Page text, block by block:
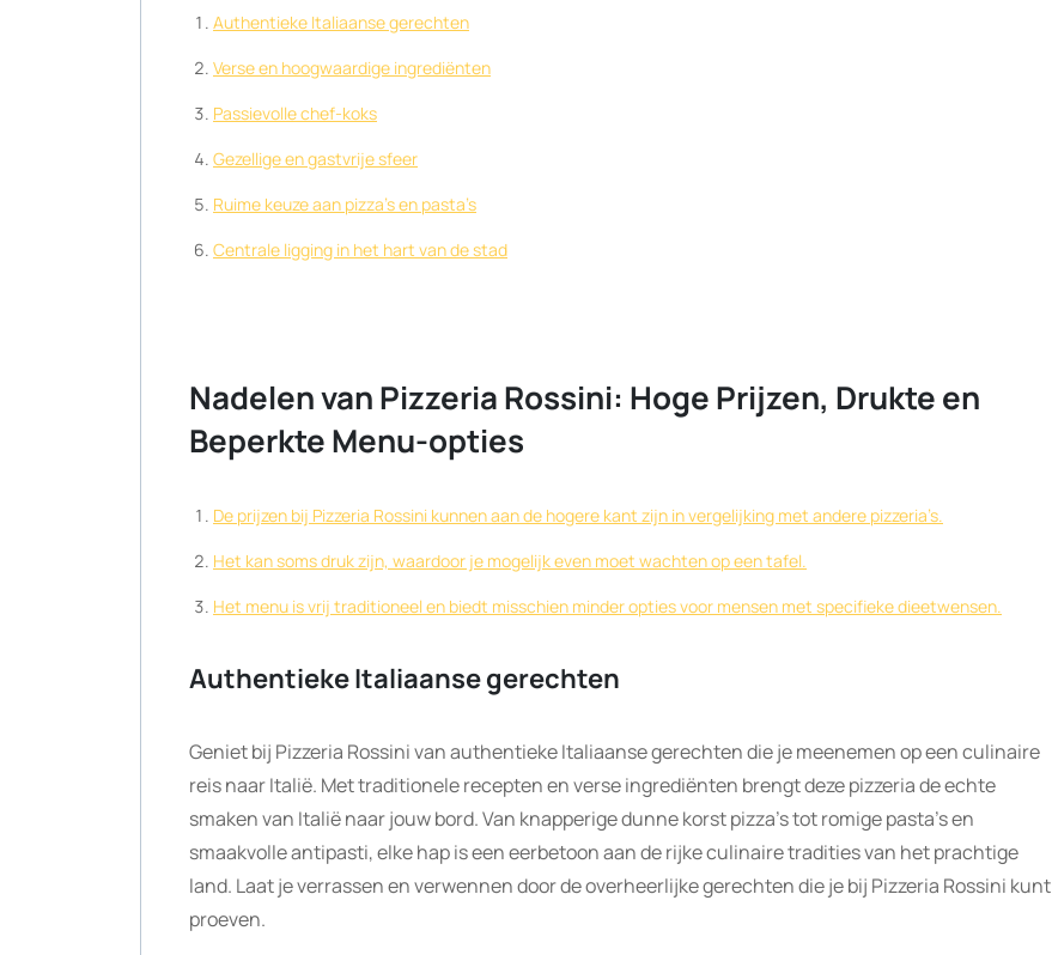
Authentieke Italiaanse gerechten
Verse en hoogwaardige ingrediënten
Passievolle chef-koks
Gezellige en gastvrije sfeer
Ruime keuze aan pizza’s en pasta’s
Centrale ligging in het hart van de stad
Nadelen van Pizzeria Rossini: Hoge Prijzen, Drukte en
Beperkte Menu-opties
De prijzen bij Pizzeria Rossini kunnen aan de hogere kant zijn in vergelijking met andere pizzeria’s.
Het kan soms druk zijn, waardoor je mogelijk even moet wachten op een tafel.
Het menu is vrij traditioneel en biedt misschien minder opties voor mensen met specifieke dieetwensen.
Authentieke Italiaanse gerechten
Geniet bij Pizzeria Rossini van authentieke Italiaanse gerechten die je meenemen op een culinaire
reis naar Italië. Met traditionele recepten en verse ingrediënten brengt deze pizzeria de echte
smaken van Italië naar jouw bord. Van knapperige dunne korst pizza’s tot romige pasta’s en
smaakvolle antipasti, elke hap is een eerbetoon aan de rijke culinaire tradities van het prachtige
land. Laat je verrassen en verwennen door de overheerlijke gerechten die je bij Pizzeria Rossini kunt
proeven.